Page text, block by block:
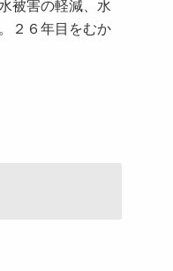
被害の軽減、水
２６年目をむか